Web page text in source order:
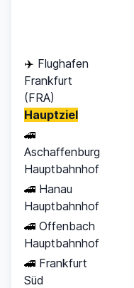
✈️ Flughafen
Frankfurt
(FRA)
Hauptziel
🚄
Aschaffenburg
Hauptbahnhof
🚄 Hanau
Hauptbahnhof
🚄 Offenbach
Hauptbahnhof
🚄 Frankfurt
Süd